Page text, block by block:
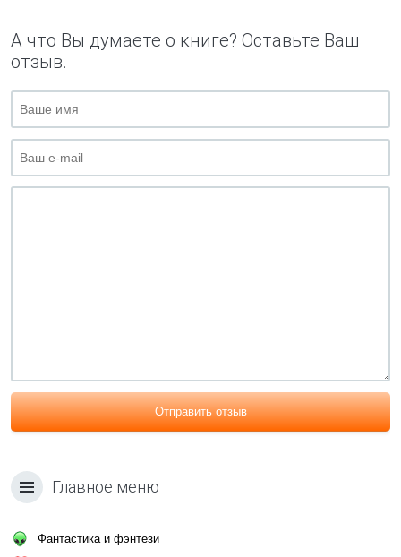
А что Вы думаете о книге? Оставьте Ваш
отзыв.
Отправить отзыв
Главное меню
Фантастика и фэнтези